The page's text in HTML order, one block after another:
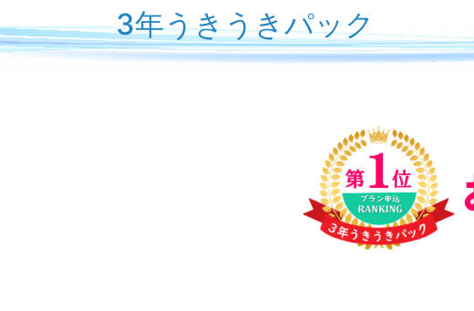
富士山の天然水
南阿蘇の天然水
島根の天然水
3年うきうきパック